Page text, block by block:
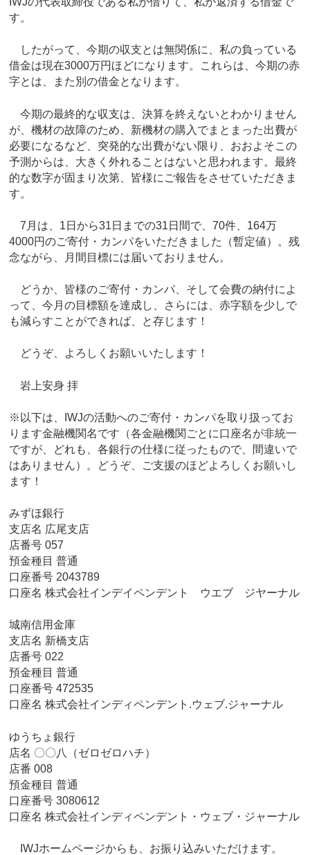
す。
したがって、今期の収支とは無関係に、私の負っている
借金は現在3000万円ほどになります。これらは、今期の赤
字とは、また別の借金となります。
今期の最終的な収支は、決算を終えないとわかりません
が、機材の故障のため、新機材の購入でまとまった出費が
必要になるなど、突発的な出費がない限り、おおよそこの
予測からは、大きく外れることはないと思われます。最終
的な数字が固まり次第、皆様にご報告をさせていただきま
す。
7月は、1日から31日までの31日間で、70件、164万
4000円のご寄付・カンパをいただきました（暫定値）。残
念ながら、月間目標には届いておりません。
どうか、皆様のご寄付・カンパ、そして会費の納付によ
って、今月の目標額を達成し、さらには、赤字額を少しで
も減らすことができれば、と存じます！
どうぞ、よろしくお願いいたします！
岩上安身 拝
※以下は、IWJの活動へのご寄付・カンパを取り扱ってお
ります金融機関名です（各金融機関ごとに口座名が非統一
ですが、どれも、各銀行の仕様に従ったもので、間違いで
はありません）。どうぞ、ご支援のほどよろしくお願いし
ます！
みずほ銀行
支店名 広尾支店
店番号 057
預金種目 普通
口座番号 2043789
口座名 株式会社インデイペンデント ウエブ ジヤーナル
城南信用金庫
支店名 新橋支店
店番号 022
預金種目 普通
口座番号 472535
口座名 株式会社インディペンデント.ウェブ.ジャーナル
ゆうちょ銀行
店名 〇〇八（ゼロゼロハチ）
店番 008
預金種目 普通
口座番号 3080612
口座名 株式会社インディペンデント・ウェブ・ジャーナル
IWJホームページからも、お振り込みいただけます。